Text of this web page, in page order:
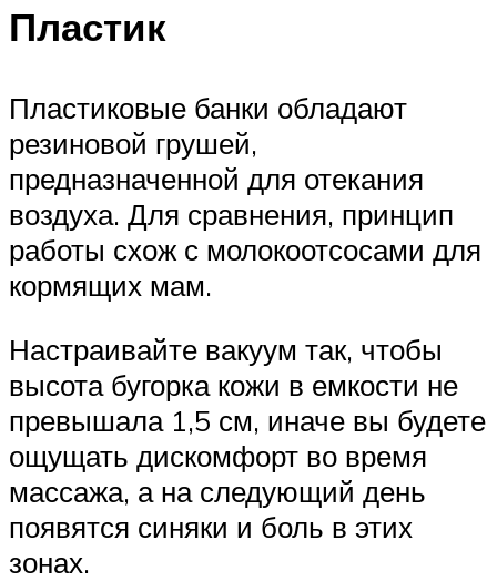
Пластик
Пластиковые банки обладают
резиновой грушей,
предназначенной для отекания
воздуха. Для сравнения, принцип
работы схож с молокоотсосами для
кормящих мам.
Настраивайте вакуум так, чтобы
высота бугорка кожи в емкости не
превышала 1,5 см, иначе вы будете
ощущать дискомфорт во время
массажа, а на следующий день
появятся синяки и боль в этих
зонах.